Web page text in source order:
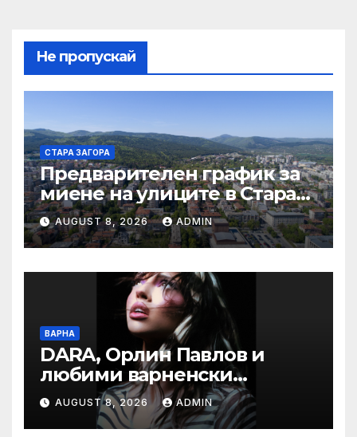
Не пропускай
СТАРА ЗАГОРА
Предварителен график за
миене на улиците в Стара
Загора за периода от
10.08.2026 до 14.08.2026 г.
AUGUST 8, 2026 ADMIN
ВАРНА
DARA, Орлин Павлов и
любими варненски
изпълнители ще пеят на
празника на Варна
AUGUST 8, 2026 ADMIN